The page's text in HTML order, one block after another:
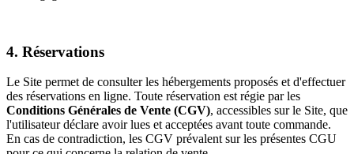
4. Réservations
Le Site permet de consulter les hébergements proposés et d'effectuer
des réservations en ligne. Toute réservation est régie par les
Conditions Générales de Vente (CGV), accessibles sur le Site, que
l'utilisateur déclare avoir lues et acceptées avant toute commande.
En cas de contradiction, les CGV prévalent sur les présentes CGU